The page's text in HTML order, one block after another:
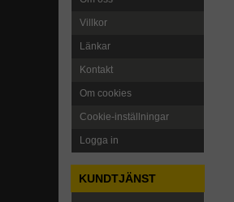
Villkor
Länkar
Kontakt
Om cookies
Cookie-inställningar
Logga in
KUNDTJÄNST